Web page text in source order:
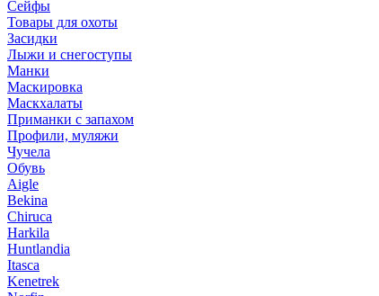
Сейфы
Товары для охоты
Засидки
Лыжи и снегоступы
Манки
Маскировка
Маскхалаты
Приманки с запахом
Профили, муляжи
Чучела
Обувь
Aigle
Bekina
Chiruсa
Harkila
Huntlandia
Itasca
Kenetrek